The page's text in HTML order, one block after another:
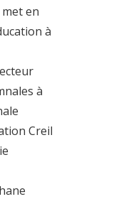
en
à
à
Creil